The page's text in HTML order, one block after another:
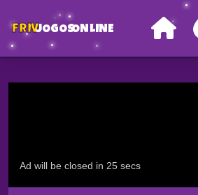
FRIVJOGOSONLINE